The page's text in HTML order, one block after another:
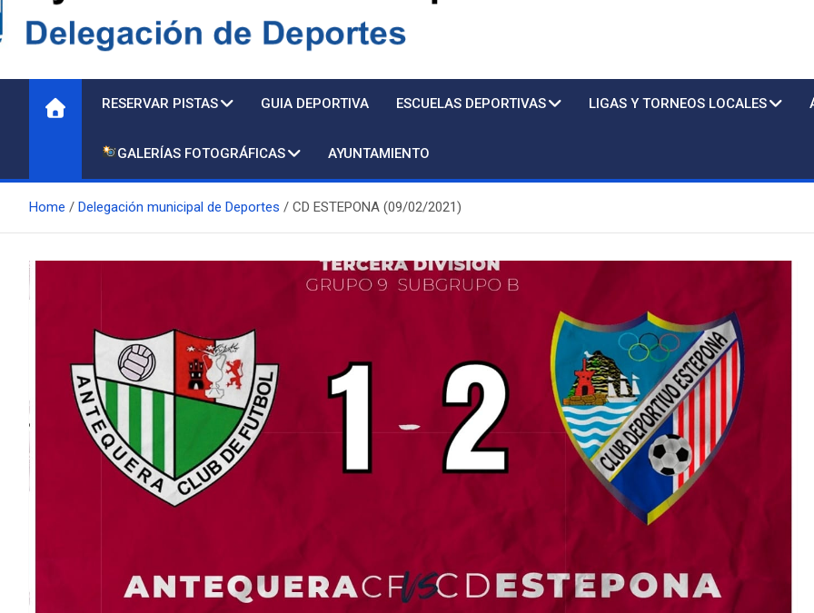
Delegación de Deportes
RESERVAR PISTAS GUIA DEPORTIVA ESCUELAS DEPORTIVAS LIGAS Y TORNEOS LOCALES
GALERÍAS FOTOGRÁFICAS AYUNTAMIENTO
Home Delegación municipal de Deportes CD ESTEPONA (09/02/2021)
EDM
EDM